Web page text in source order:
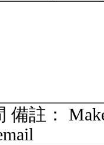
備註：